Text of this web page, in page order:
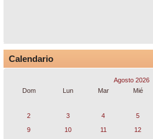
Calendario
Agosto 2026
Dom
Lun Mar Mié
2
3 4 5
9
10 11 12